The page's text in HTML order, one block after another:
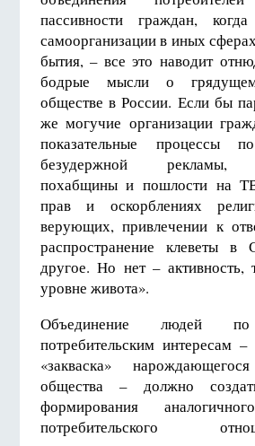
пассивности граждан,
самоорганизации в иных
бытия, – все это наводит
бодрые мысли о
обществе в России. Если бы
же могучие организации
показательные процессы
безудержной рекламы,
похабщины и пошлости на
прав и оскорблениях
верующих, привлечении к
распространение клеветы
другое. Но нет – активность,
уровне живота».
Объединение людей по
потребительским интересам
«закваска»
общества – должно
формирования
потребительского